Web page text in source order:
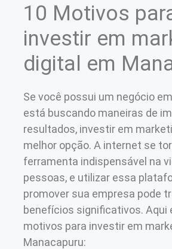
10 Motivos
investir em
digital em
Se você possui um negócio
está buscando maneiras de
resultados, investir em
melhor opção. A internet se
ferramenta indispensável na
pessoas, e utilizar essa
promover sua empresa pode
benefícios significativos. Aqui
motivos para investir em
Manacapuru: